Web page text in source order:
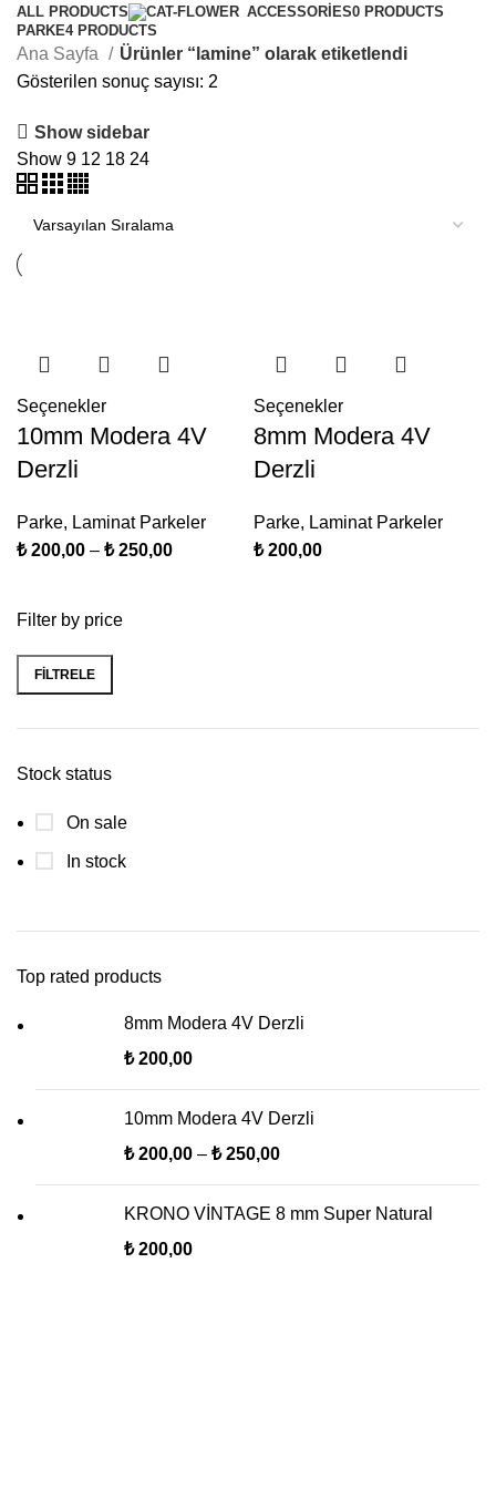
ALL PRODUCTS ACCESSORIES0 PRODUCTS
PARKE4 PRODUCTS
Filter by price
FILTRELE
Stock status
On sale
In stock
Top rated products
8mm Modera 4V Derzli
₺200,00
10mm Modera 4V Derzli
₺200,00 – ₺250,00
KRONO VİNTAGE 8 mm Super Natural
₺200,00
Ana Sayfa
Ürünler “lamine” olarak etiketlendi
Gösterilen sonuç sayısı: 2
Show sidebar
Show 9 12 18 24
Seçenekler
10mm Modera 4V
Derzli
Parke, Laminat Parkeler
₺200,00 – ₺250,00
Seçenekler
8mm Modera 4V
Derzli
Parke, Laminat Parkeler
₺200,00